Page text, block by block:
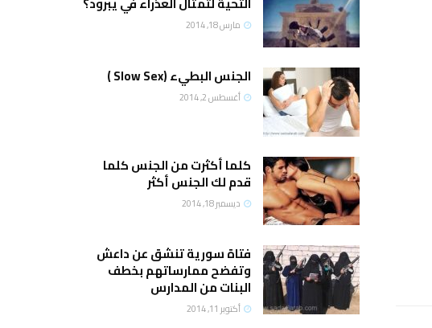
مارس 18, 2014
الجنس البطيء (Slow Sex )
أغسطس 2, 2014
كلما أكثرت من الجنس كلما
قدم لك الجنس أكثر
ديسمبر 18, 2014
فتاة سورية تنشق عن داعش
وتفضح ممارساتهم بخطف
البنات من المدارس
أكتوبر 11, 2014